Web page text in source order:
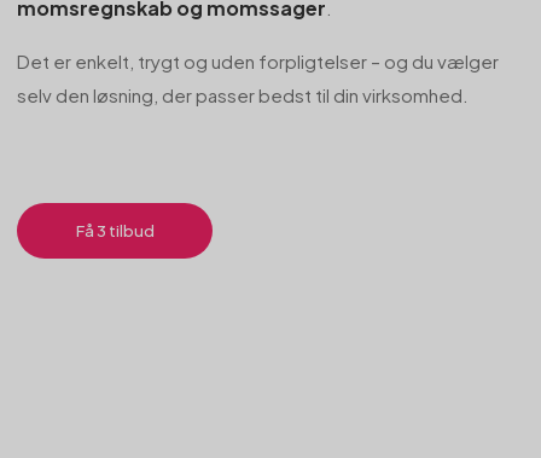
momsregnskab og momssager
Det er enkelt, trygt og uden forpligtelser – og du vælger
selv den løsning, der passer bedst til din virksomhed.
Få 3 tilbud